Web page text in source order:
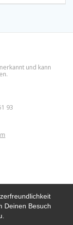
Deinen Besuch
und kann
93